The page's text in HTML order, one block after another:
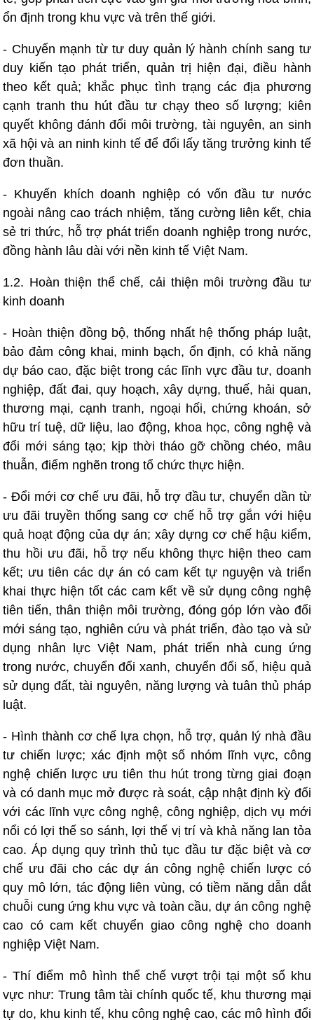
ổn định trong khu vực và trên thế giới.
- Chuyển mạnh từ tư duy quản lý hành chính sang tư
duy kiến tạo phát triển, quản trị hiện đại, điều hành
theo kết quả; khắc phục tình trạng các địa phương
cạnh tranh thu hút đầu tư chạy theo số lượng; kiên
quyết không đánh đổi môi trường, tài nguyên, an sinh
xã hội và an ninh kinh tế để đổi lấy tăng trưởng kinh tế
đơn thuần.
- Khuyến khích doanh nghiệp có vốn đầu tư nước
ngoài nâng cao trách nhiệm, tăng cường liên kết, chia
sẻ tri thức, hỗ trợ phát triển doanh nghiệp trong nước,
đồng hành lâu dài với nền kinh tế Việt Nam.
1.2. Hoàn thiện thể chế, cải thiện môi trường đầu tư
kinh doanh
- Hoàn thiện đồng bộ, thống nhất hệ thống pháp luật,
bảo đảm công khai, minh bạch, ổn định, có khả năng
dự báo cao, đặc biệt trong các lĩnh vực đầu tư, doanh
nghiệp, đất đai, quy hoạch, xây dựng, thuế, hải quan,
thương mại, cạnh tranh, ngoại hối, chứng khoán, sở
hữu trí tuệ, dữ liệu, lao động, khoa học, công nghệ và
đổi mới sáng tạo; kịp thời tháo gỡ chồng chéo, mâu
thuẫn, điểm nghẽn trong tổ chức thực hiện.
- Đổi mới cơ chế ưu đãi, hỗ trợ đầu tư, chuyển dần từ
ưu đãi truyền thống sang cơ chế hỗ trợ gắn với hiệu
quả hoạt động của dự án; xây dựng cơ chế hậu kiểm,
thu hồi ưu đãi, hỗ trợ nếu không thực hiện theo cam
kết; ưu tiên các dự án có cam kết tự nguyện và triển
khai thực hiện tốt các cam kết về sử dụng công nghệ
tiên tiến, thân thiện môi trường, đóng góp lớn vào đổi
mới sáng tạo, nghiên cứu và phát triển, đào tạo và sử
dụng nhân lực Việt Nam, phát triển nhà cung ứng
trong nước, chuyển đổi xanh, chuyển đổi số, hiệu quả
sử dụng đất, tài nguyên, năng lượng và tuân thủ pháp
luật.
- Hình thành cơ chế lựa chọn, hỗ trợ, quản lý nhà đầu
tư chiến lược; xác định một số nhóm lĩnh vực, công
nghệ chiến lược ưu tiên thu hút trong từng giai đoạn
và có danh mục mở được rà soát, cập nhật định kỳ đối
với các lĩnh vực công nghệ, công nghiệp, dịch vụ mới
nổi có lợi thế so sánh, lợi thế vị trí và khả năng lan tỏa
cao. Áp dụng quy trình thủ tục đầu tư đặc biệt và cơ
chế ưu đãi cho các dự án công nghệ chiến lược có
quy mô lớn, tác động liên vùng, có tiềm năng dẫn dắt
chuỗi cung ứng khu vực và toàn cầu, dự án công nghệ
cao có cam kết chuyển giao công nghệ cho doanh
nghiệp Việt Nam.
- Thí điểm mô hình thể chế vượt trội tại một số khu
vực như: Trung tâm tài chính quốc tế, khu thương mại
tự do, khu kinh tế, khu công nghệ cao, các mô hình đổi